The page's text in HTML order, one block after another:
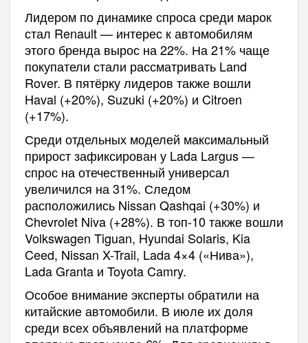
Лидером по динамике спроса среди марок
стал Renault — интерес к автомобилям
этого бренда вырос на 22%. На 21% чаще
покупатели стали рассматривать Land
Rover. В пятёрку лидеров также вошли
Haval (+20%), Suzuki (+20%) и Citroen
(+17%).
Среди отдельных моделей максимальный
прирост зафиксирован у Lada Largus —
спрос на отечественный универсал
увеличился на 31%. Следом
расположились Nissan Qashqai (+30%) и
Chevrolet Niva (+28%). В топ-10 также вошли
Volkswagen Tiguan, Hyundai Solaris, Kia
Ceed, Nissan X-Trail, Lada 4×4 («Нива»),
Lada Granta и Toyota Camry.
Особое внимание эксперты обратили на
китайские автомобили. В июле их доля
среди всех объявлений на платформе